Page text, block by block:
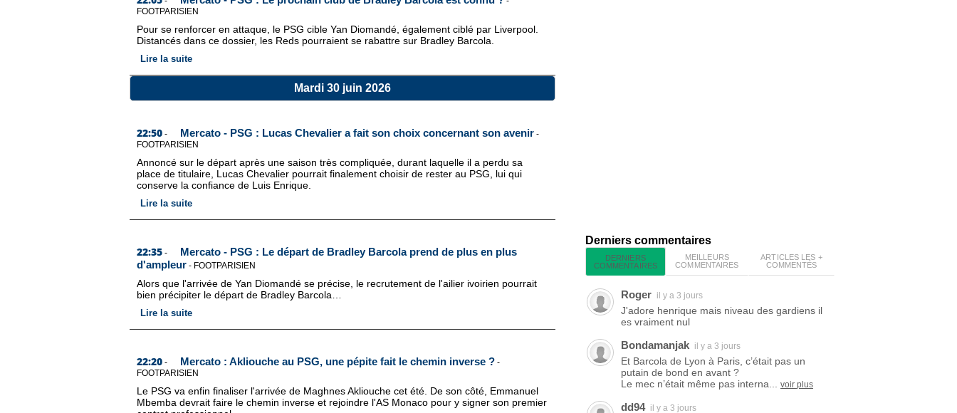
FOOTPARISIEN
Pour se renforcer en attaque, le PSG cible Yan Diomandé, également ciblé par Liverpool.
Distancés dans ce dossier, les Reds pourraient se rabattre sur Bradley Barcola.
Lire la suite
Mardi 30 juin 2026
22:50 - Mercato - PSG : Lucas Chevalier a fait son choix concernant son avenir -
FOOTPARISIEN
Annoncé sur le départ après une saison très compliquée, durant laquelle il a perdu sa
place de titulaire, Lucas Chevalier pourrait finalement choisir de rester au PSG, lui qui
conserve la confiance de Luis Enrique.
Lire la suite
22:35 -
Mercato - PSG : Le départ de Bradley Barcola prend de plus en plus
d'ampleur - FOOTPARISIEN
Alors que l'arrivée de Yan Diomandé se précise, le recrutement de l'ailier ivoirien pourrait
bien précipiter le départ de Bradley Barcola…
Lire la suite
22:20 - Mercato : Akliouche au PSG, une pépite fait le chemin inverse ? -
FOOTPARISIEN
Le PSG va enfin finaliser l'arrivée de Maghnes Akliouche cet été. De son côté, Emmanuel
Mbemba devrait faire le chemin inverse et rejoindre l'AS Monaco pour y signer son premier
Derniers commentaires
DERNIERS
COMMENTAIRES
MEILLEURS
COMMENTAIRES
ARTICLES LES +
COMMENTÉS
Roger il y a 3 jours
J'adore henrique mais niveau des gardiens il
es vraiment nul
Bondamanjak il y a 3 jours
Et Barcola de Lyon à Paris, c’était pas un
putain de bond en avant ?
Le mec n’était même pas interna...
voir plus
dd94 il y a 3 jours